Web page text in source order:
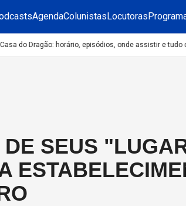
AgendaColunistasLocutoras
do Dragão: horário, episódios, onde assistir e tudo o
SEUS